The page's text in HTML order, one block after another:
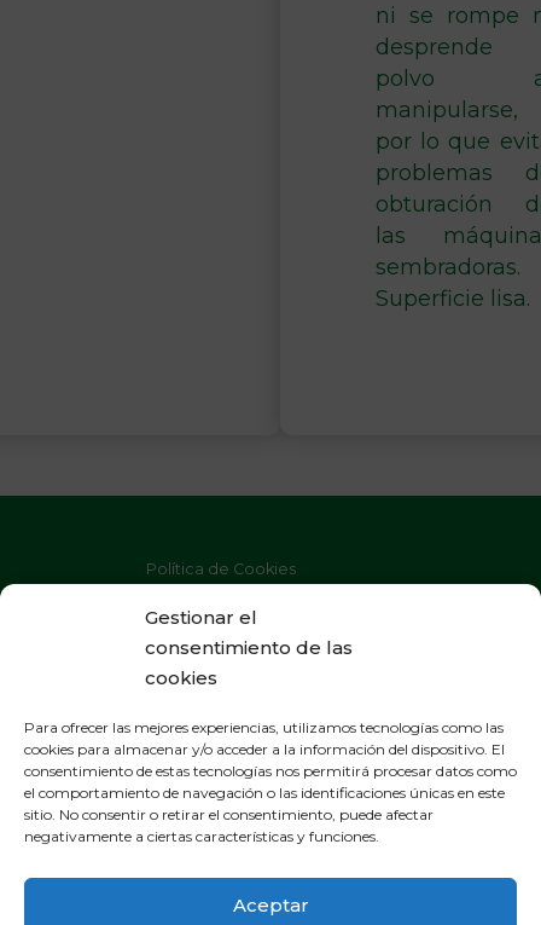
Gestionar el
consentimiento de las
cookies
Para ofrecer las mejores experiencias, utilizamos tecnologías como las
cookies para almacenar y/o acceder a la información del dispositivo. El
consentimiento de estas tecnologías nos permitirá procesar datos como
el comportamiento de navegación o las identificaciones únicas en este
sitio. No consentir o retirar el consentimiento, puede afectar
negativamente a ciertas características y funciones.
Aceptar
ni se rompe
desprende
polvo
manipularse,
por lo que
problemas
obturación
las
sembradoras.
Superficie lisa.
Política de Cookies
Política de Privacidad
Aviso Legal
OFICINAS GENERALES
General Gallarza 38, apartado 21